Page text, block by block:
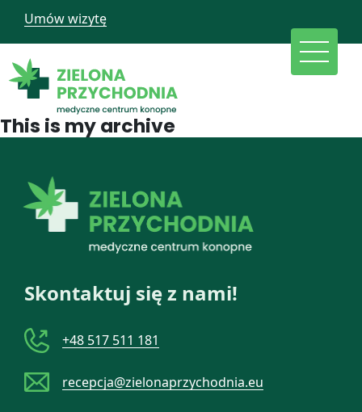
Umów wizytę
This is my archive
Skontaktuj się z nami!
+48 517 511 181
recepcja@zielonaprzychodnia.eu